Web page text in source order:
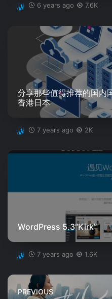
6 years ago 7.6K
分享那些值得推荐的国内
香港日本
7 years ago 2K
WordPress 5.3“Kirk”
7 years ago 1.6K
PREVIOUS